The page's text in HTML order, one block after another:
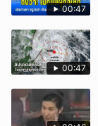
00:47
00:47